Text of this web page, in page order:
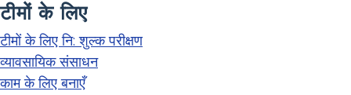
टीमों के लिए
टीमों के लिए नि: शुल्क परीक्षण
व्यावसायिक संसाधन
काम के लिए बनाएँ